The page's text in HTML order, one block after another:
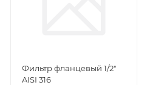
Фильтр фланцевый 1/2"
AISI 316